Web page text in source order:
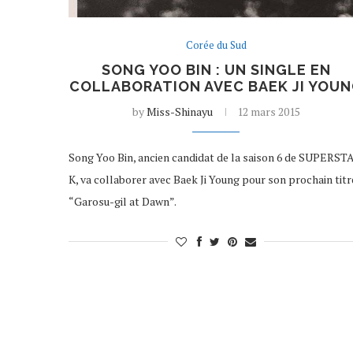
Corée du Sud
SONG YOO BIN : UN SINGLE EN
COLLABORATION AVEC BAEK JI
byMiss-Shinayu 12 mars 2015
Song Yoo Bin, ancien candidat de la saison 6 de
K, va collaborer avec Baek Ji Young pour son prochain
“Garosu-gil at Dawn”.